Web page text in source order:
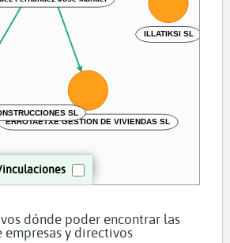
ERROTAETXE GESTION DE VIVIENDAS SL
ILLATIKSI SL
SL
dónde poder encontrar las
empresas y directivos